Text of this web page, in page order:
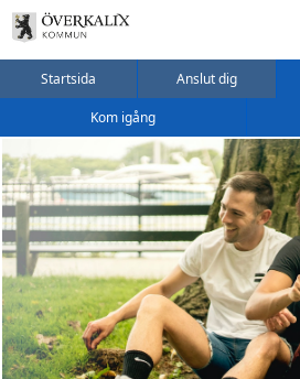
Startsida Anslut dig
Kom igång